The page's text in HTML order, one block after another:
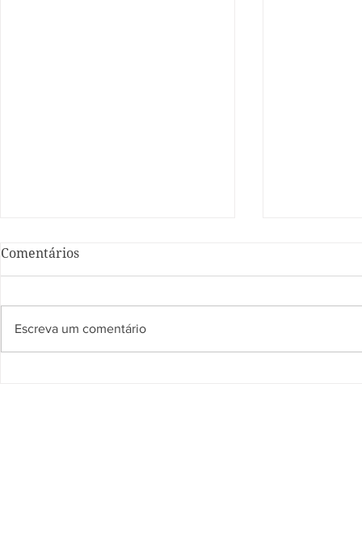
Comentários
Escreva um comentário